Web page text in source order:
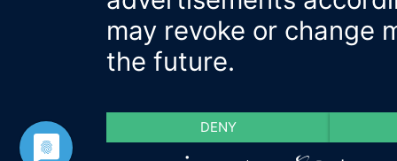
may revoke or change
the future.
DENY